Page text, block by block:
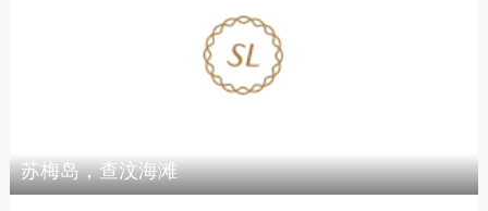
苏梅岛，查汶海滩